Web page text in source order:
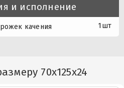
и исполнение
качения 1шт
70x125x24